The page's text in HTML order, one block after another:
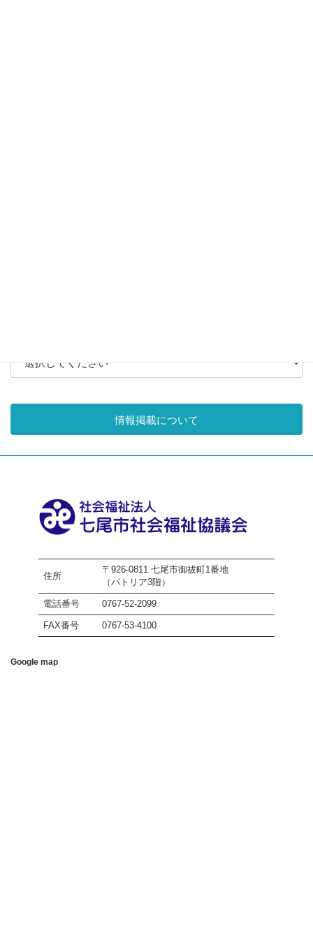
情報掲載について
住所
〒926-0811 七尾市御祓町1番地
（パトリア3階）
電話番号 0767-52-2099
FAX番号 0767-53-4100
Google map